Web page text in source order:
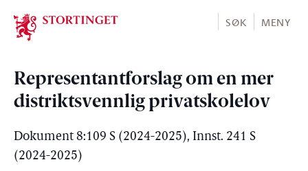
Stortinget.no
SØK MENY
Representantforslag om en mer
distriktsvennlig privatskolelov
Dokument 8:109 S (2024-2025), Innst. 241 S
(2024-2025)